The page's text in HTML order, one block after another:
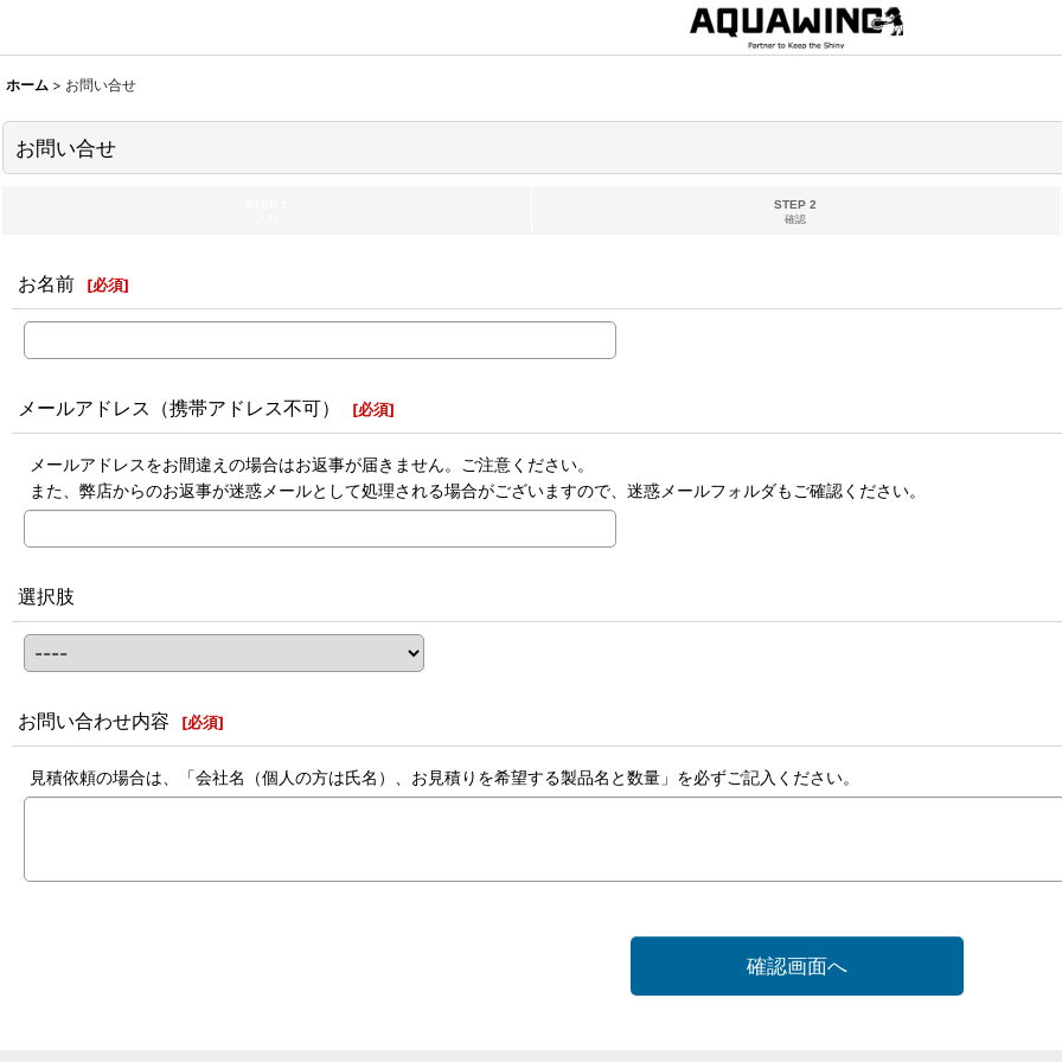
ホーム > お問い合せ
お問い合せ
STEP 2
確認
お名前 [必須]
メールアドレス（携帯アドレス不可） [必須]
メールアドレスをお間違えの場合はお返事が届きません。ご注意ください。
また、弊店からのお返事が迷惑メールとして処理される場合がございますので、迷惑メールフォルダもご確認ください。
選択肢
お問い合わせ内容 [必須]
見積依頼の場合は、「会社名（個人の方は氏名）、お見積りを希望する製品名と数量」を必ずご記入ください。
確認画面へ